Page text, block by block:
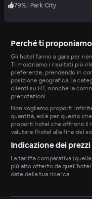
79% | Park City
Perché ti
Gli hotel fanno a gara per
Ti mostriamo i risultati più
preferenze, prendendo in
posizione geografica, la
clienti su HT, nonché la
prenotazioni.
Non vogliamo proporti
quantità, ed è per questo
proporti hotel che offrono il
valutare l'hotel alla fine del
Indicazione dei prezzi
La tariffa comparativa
più alto offerto da
date della tua ricerca.